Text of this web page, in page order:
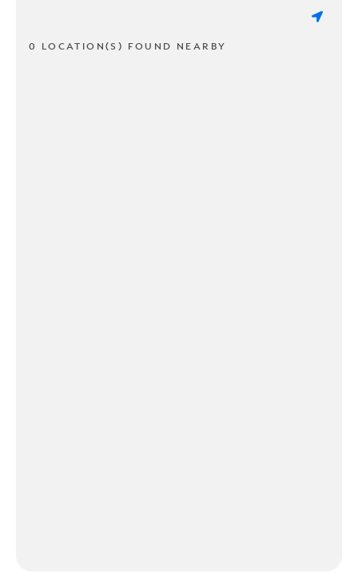
0 LOCATION(S) FOUND NEARBY